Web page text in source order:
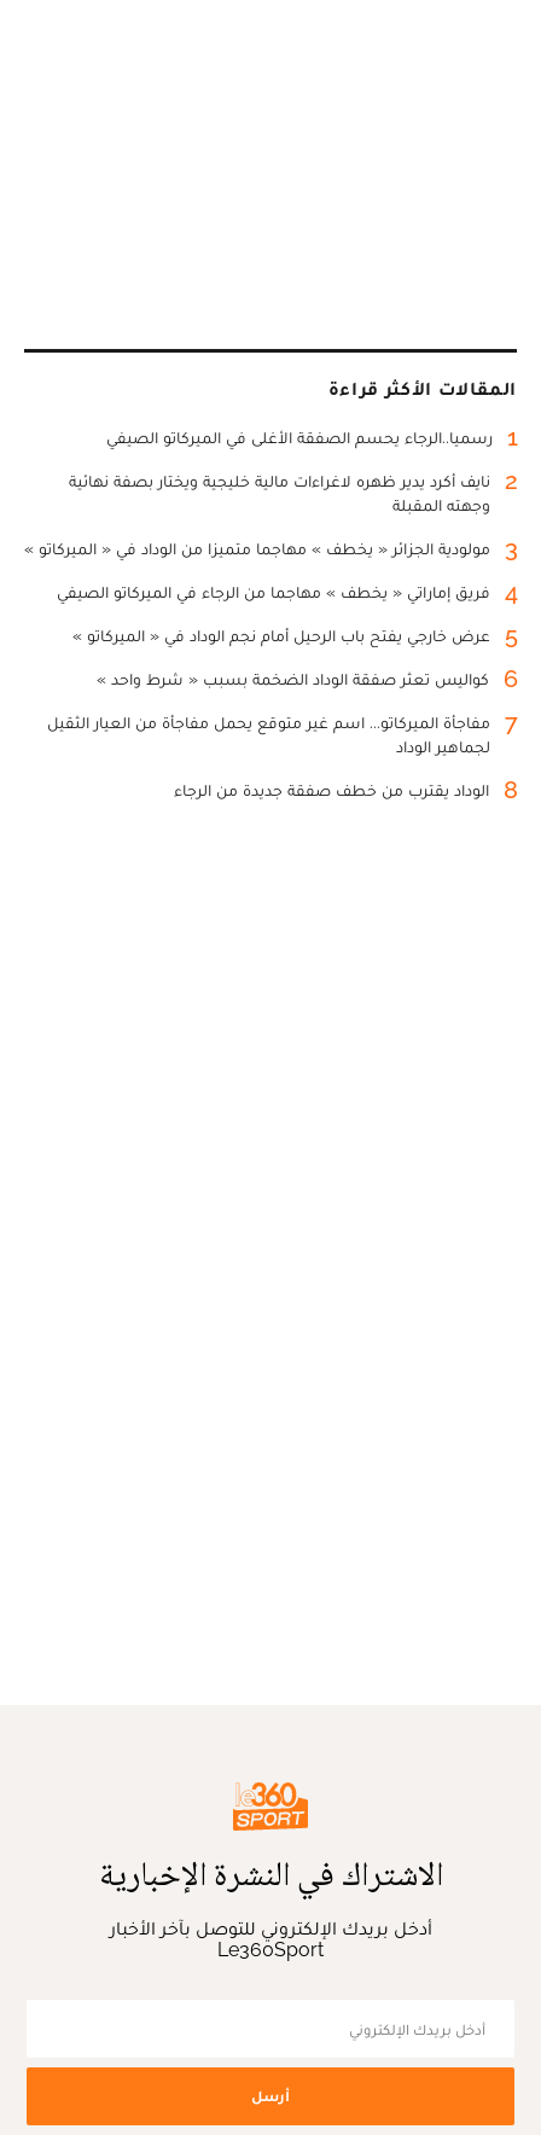
المقالات الأكثر قراءة
1 رسميا..الرجاء يحسم الصفقة الأغلى في الميركاتو الصيفي
2
نايف أكرد يدير ظهره لاغراءات مالية خليجية ويختار بصفة نهائية
وجهته المقبلة
3 مولودية الجزائر « يخطف » مهاجما متميزا من الوداد في « الميركاتو »
4 فريق إماراتي « يخطف » مهاجما من الرجاء في الميركاتو الصيفي
5 عرض خارجي يفتح باب الرحيل أمام نجم الوداد في « الميركاتو »
6 كواليس تعثر صفقة الوداد الضخمة بسبب « شرط واحد »
7
مفاجأة الميركاتو... اسم غير متوقع يحمل مفاجأة من العيار الثقيل
لجماهير الوداد
8 الوداد يقترب من خطف صفقة جديدة من الرجاء
الاشتراك في النشرة الإخبارية
أدخل بريدك الإلكتروني للتوصل بآخر الأخبار
Le360Sport
أرسل